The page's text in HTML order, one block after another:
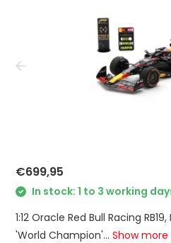
€699,95
In stock: 1 to 3 working
1:12 Oracle Red Bull Racing
'World Champion'...Show more